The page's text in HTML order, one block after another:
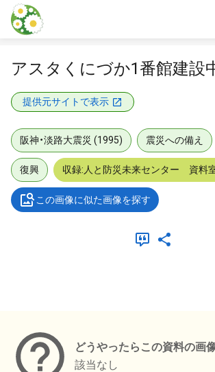
本文に飛ぶ
アスタくにづか1番館建設
提供元サイトで表示
阪神・淡路大震災 (1995) 震災への備え
復興 収録:人と防災未来センター 資料
この画像に似た画像を探す
どうやったらこの資料の画
該当なし